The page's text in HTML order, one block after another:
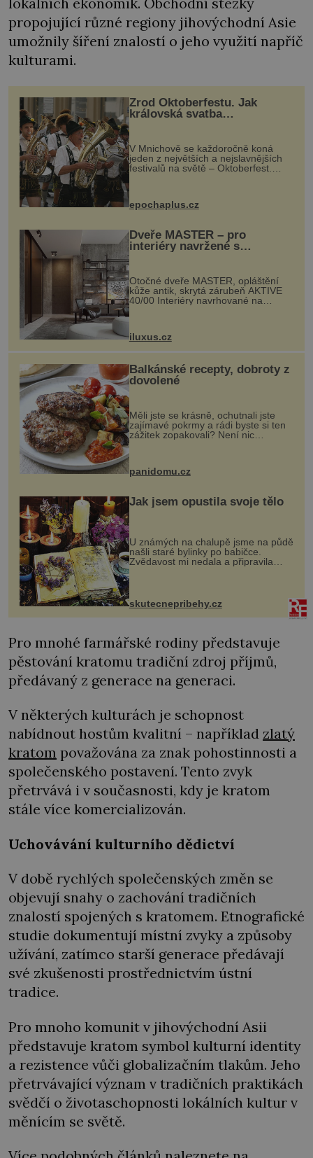
propojující různé regiony jihovýchodní Asie
umožnily šíření znalostí o jeho využití napříč
kulturami.
Zrod Oktoberfestu. Jak
královská svatba
odstartovala největší pivní
festival světa
V Mnichově se každoročně koná
jeden z největších a nejslavnějších
festivalů na světě – Oktoberfest.
návštěvníků, kteří si vychutnávají
kultur...
epochaplus.cz
Dveře MASTER – pro
interiéry navržené s
rozumem i vášní!
Otočné dveře MASTER, opláštění
kůže antik, skrytá zárubeň AKTIVE
40/00 Interiéry navrhované na
zakázku často vyžadují atypické
rozměry nejen nábytku, ale i
dnes umož...
iluxus.cz
Balkánské recepty, dobroty z
dovolené
Měli jste se krásně, ochutnali jste
zajímavé pokrmy a rádi byste si ten
zážitek zopakovali? Není nic
snazšího. Pljeskavica (10 porcí)
Možná jste ji ochutnali na dovolené v
panidomu.cz
Jak jsem opustila svoje tělo
U známých na chalupě jsme na půdě
našli staré bylinky po babičce.
Zvědavost mi nedala a připravila
jsem si z nich lektvar… Zimní pobyt
na chalupě se pro mě vlastní vinou
změnil v děsivý zážitek, na kt...
skutecnepribehy.cz
Pro mnohé farmářské rodiny představuje
pěstování kratomu tradiční zdroj příjmů,
předávaný z generace na generaci.
V některých kulturách je schopnost
nabídnout hostům kvalitní – například zlatý
kratom považována za znak pohostinnosti a
společenského postavení. Tento zvyk
přetrvává i v současnosti, kdy je kratom
stále více komercializován.
Uchovávání kulturního dědictví
V době rychlých společenských změn se
objevují snahy o zachování tradičních
znalostí spojených s kratomem. Etnografické
studie dokumentují místní zvyky a způsoby
užívání, zatímco starší generace předávají
své zkušenosti prostřednictvím ústní
tradice.
Pro mnoho komunit v jihovýchodní Asii
představuje kratom symbol kulturní identity
a rezistence vůči globalizačním tlakům. Jeho
přetrvávající význam v tradičních praktikách
svědčí o životaschopnosti lokálních kultur v
měnícím se světě.